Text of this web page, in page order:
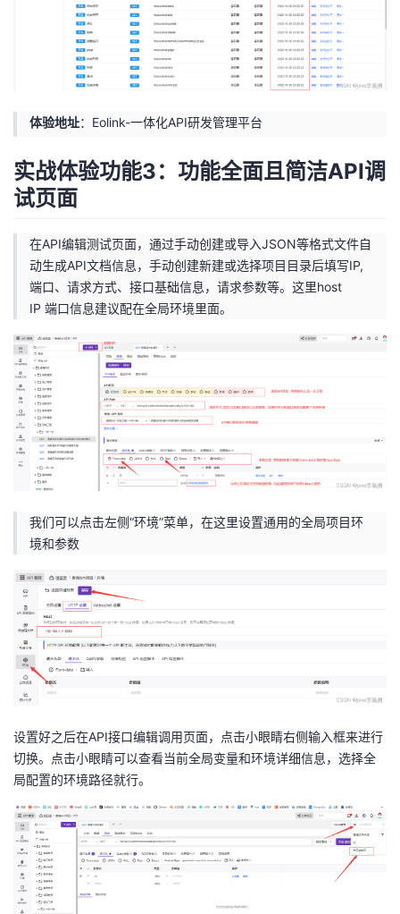
体验地址： Eolink-一体化API研发管理平台
实战体验功能3：功能全面且简洁API调
试页面
在API编辑测试页面，通过手动创建或导入JSON等格式文件自
动生成API文档信息，手动创建新建或选择项目目录后填写IP,
端口、请求方式、接口基础信息，请求参数等。这里host
IP 端口信息建议配在全局环境里面。
我们可以点击左侧“环境”菜单，在这里设置通用的全局项目环
境和参数
设置好之后在API接口编辑调用页面，点击小眼睛右侧输入框来进行
切换。点击小眼睛可以查看当前全局变量和环境详细信息，选择全
局配置的环境路径就行。